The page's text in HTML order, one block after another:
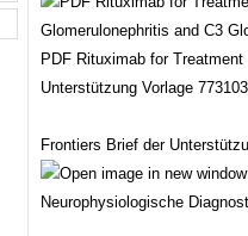
PDF Rituximab for
Unterstützung Vorlage
Frontiers Brief der
Neurophysiologische